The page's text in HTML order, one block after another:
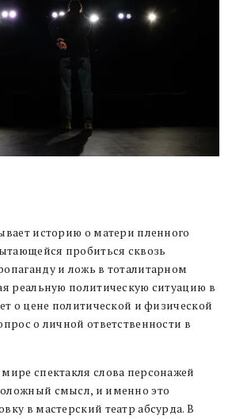
историю о матери пленного
пробиться сквозь
и ложь в тоталитарном
реальную политическую ситуацию в
о цене политической и физической
о личной ответственности в
спектакля слова персонажей
смысл, и именно это
в мастерский театр абсурда. В